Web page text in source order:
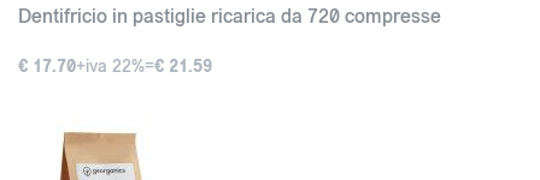
Dentifricio in pastiglie ricarica da 720 compresse
€ 17.70+iva 22%=€ 21.59